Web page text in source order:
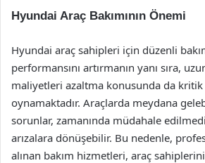
Hyundai Araç Bakımının Önemi
Hyundai araç sahipleri için düzenli
performansını artırmanın yanı sıra,
maliyetleri azaltma konusunda da
oynamaktadır. Araçlarda meydana
sorunlar, zamanında müdahale
arızalara dönüşebilir. Bu nedenle,
alınan bakım hizmetleri, araç